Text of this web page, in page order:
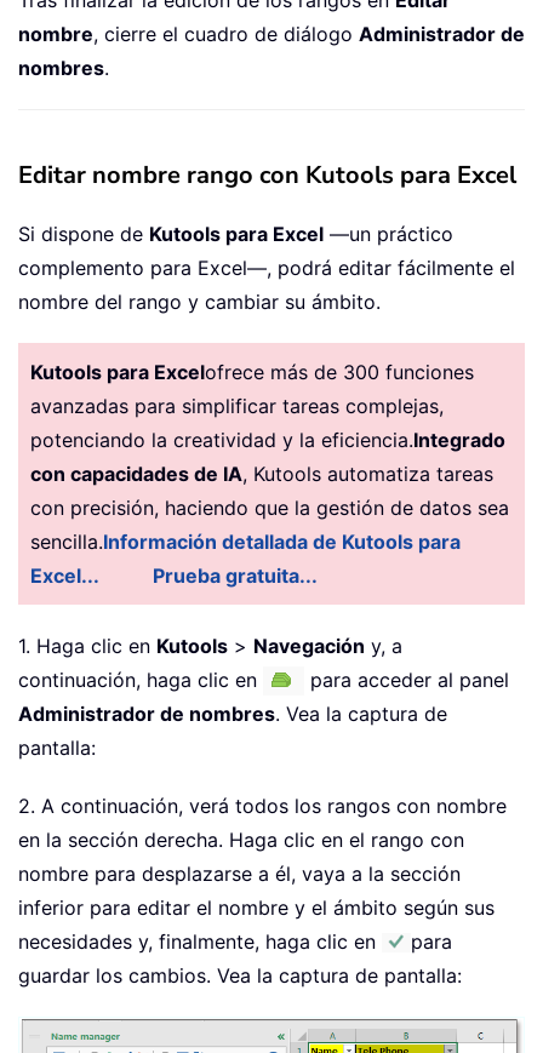
nombre, cierre el cuadro de diálogo Administrador de
nombres.
Editar nombre rango con Kutools para Excel
Si dispone de Kutools para Excel —un práctico
complemento para Excel—, podrá editar fácilmente el
nombre del rango y cambiar su ámbito.
Kutools para Excelofrece más de 300 funciones
avanzadas para simplificar tareas complejas,
potenciando la creatividad y la eficiencia.Integrado
con capacidades de IA, Kutools automatiza tareas
con precisión, haciendo que la gestión de datos sea
sencilla.Información detallada de Kutools para
Excel...
Prueba gratuita...
1. Haga clic en Kutools > Navegación y, a
continuación, haga clic en
para acceder al panel
Administrador de nombres. Vea la captura de
pantalla:
2. A continuación, verá todos los rangos con nombre
en la sección derecha. Haga clic en el rango con
nombre para desplazarse a él, vaya a la sección
inferior para editar el nombre y el ámbito según sus
necesidades y, finalmente, haga clic en
para
guardar los cambios. Vea la captura de pantalla: